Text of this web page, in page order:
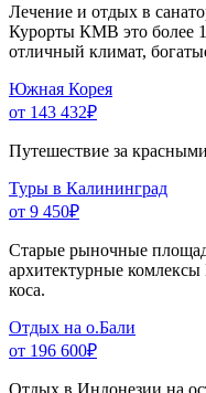
Лечение и отдых в
Курорты КМВ это более
отличный климат,
Южная Корея
от 143 432₽
Путешествие за
Туры в Калининград
от 9 450₽
Старые рыночные
архитектурные
коса.
Отдых на о.Бали
от 196 600₽
Отдых в Индонезии на